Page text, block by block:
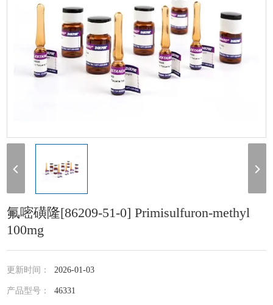
氟嘧磺隆[86209-51-0] Primisulfuron-methyl
100mg
更新时间：2026-01-03
产品型号：46331